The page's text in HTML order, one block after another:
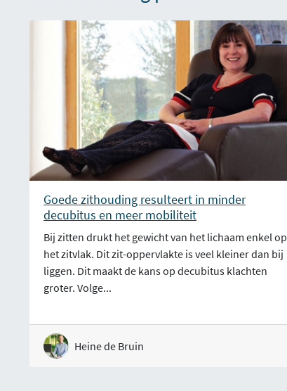
Goede zithouding resulteert in minder
decubitus en meer mobiliteit
Bij zitten drukt het gewicht van het lichaam enkel op
het zitvlak. Dit zit-oppervlakte is veel kleiner dan bij
liggen. Dit maakt de kans op decubitus klachten
groter. Volge...
Heine de Bruin